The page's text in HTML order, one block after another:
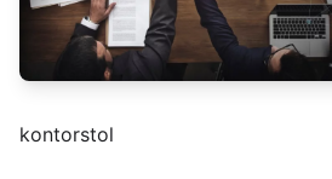
kontorstol